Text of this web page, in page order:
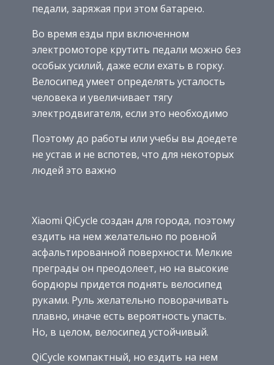
педали, заряжая при этом батарею.
Во время езды при включенном
электромоторе крутить педали можно без
особых усилий, даже если ехать в горку.
Велосипед умеет определять усталость
человека и увеличивает тягу
электродвигателя, если это необходимо
Поэтому до работы или учебы вы доедете
не устав и не вспотев, что для некоторых
людей это важно
Xiaomi QiCycle создан для города, поэтому
ездить на нем желательно по ровной
асфальтированной поверхности. Мелкие
преграды он преодолеет, но на высокие
бордюры придется поднять велосипед
руками. Руль желательно поворачивать
плавно, иначе есть вероятность упасть.
Но, в целом, велосипед устойчивый.
QiCycle компактный, но ездить на нем